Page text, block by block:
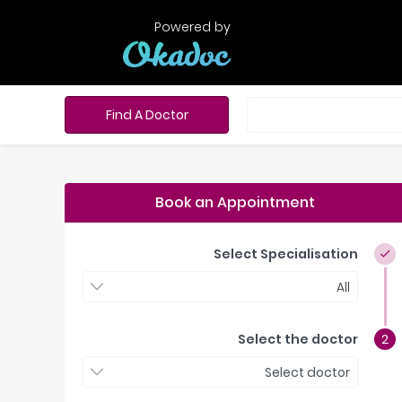
Powered by
Find A Doctor
Book an Appointment
Select Specialisation
All
Select the doctor
Select doctor